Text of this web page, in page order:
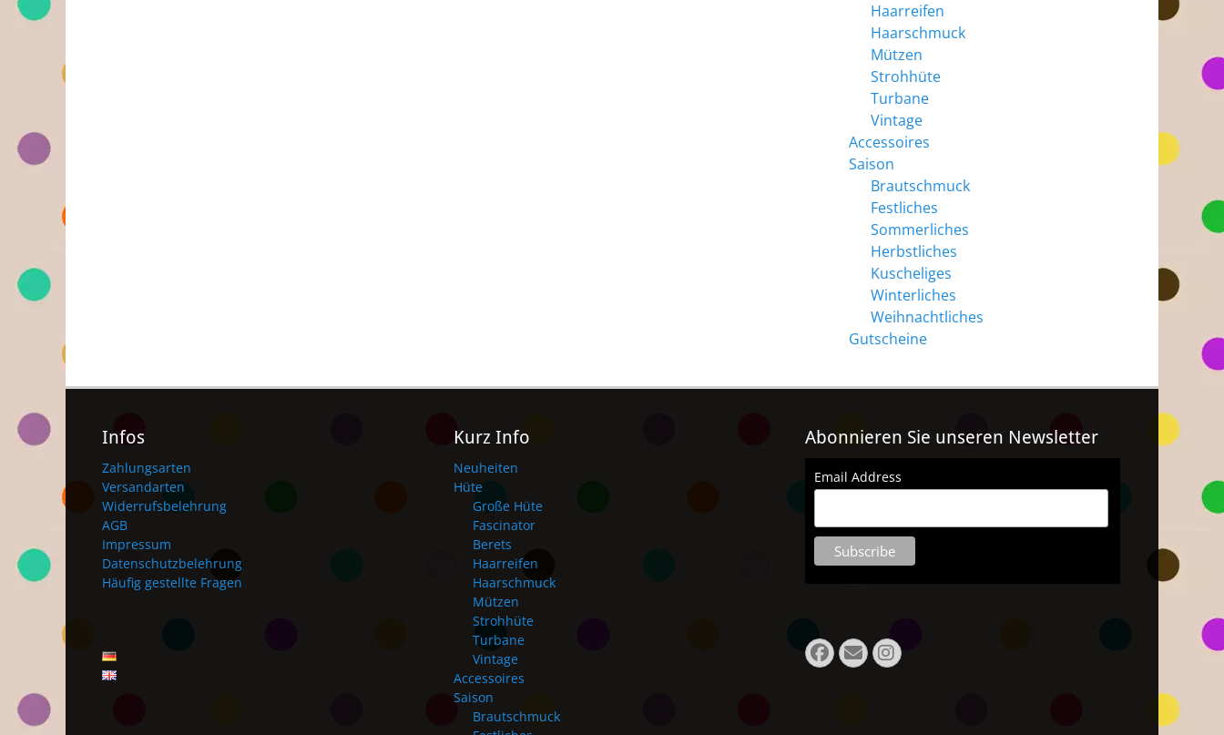
Haarreifen
Haarschmuck
Mützen
Strohhüte
Turbane
Vintage
Accessoires
Saison
Brautschmuck
Festliches
Sommerliches
Herbstliches
Kuscheliges
Winterliches
Weihnachtliches
Gutscheine
Infos
Zahlungsarten
Versandarten
Widerrufsbelehrung
AGB
Impressum
Datenschutzbelehrung
Häufig gestellte Fragen
Kurz Info
Neuheiten
Hüte
Große Hüte
Fascinator
Berets
Haarreifen
Haarschmuck
Mützen
Strohhüte
Turbane
Vintage
Accessoires
Saison
Brautschmuck
Abonnieren Sie unseren Newsletter
Email Address
Facebook
E-
Mail
Instagram